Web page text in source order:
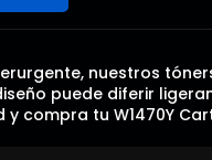
nuestros
puede diferir
compra tu W1470Y